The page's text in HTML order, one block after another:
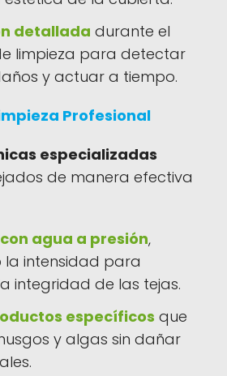
detallada durante el
limpieza para detectar
y actuar a tiempo.
Profesional
especializadas
de manera efectiva
agua a presión,
la intensidad para
integridad de las tejas.
específicos que
y algas sin dañar